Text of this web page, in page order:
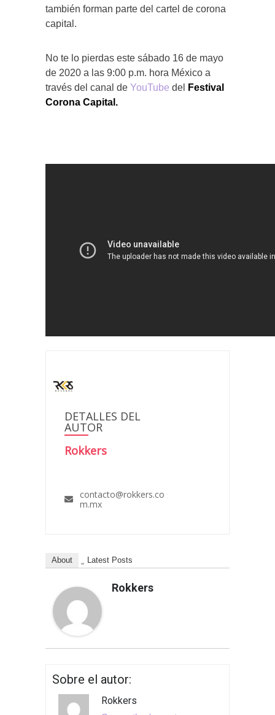
también forman parte del cartel de corona
capital.
No te lo pierdas este sábado 16 de mayo
de 2020 a las 9:00 p.m. hora México a
través del canal de YouTube del
Festival
Corona Capital.
DETALLES DEL
AUTOR
Rokkers
contacto@rokkers.co
m.mx
About Latest Posts
Rokkers
Sobre el autor:
Rokkers